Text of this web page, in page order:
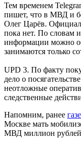
Тем временем
пишет, что в МВД и
Олег Царёв.
пока нет. По словам
информации можно
занимаются только
UPD 3. По факту
дело о
неотложные
следственные
Напомним, ранее
Москве мать
МВД миллион